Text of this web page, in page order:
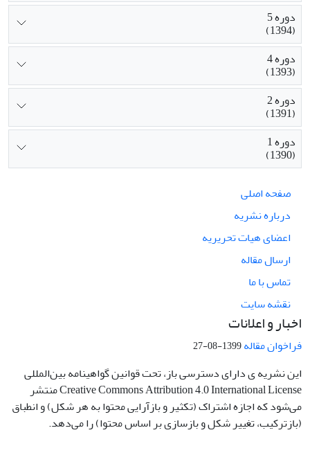
دوره 5
(1394)
دوره 4
(1393)
دوره 2
(1391)
دوره 1
(1390)
صفحه اصلی
درباره نشریه
اعضای هیات تحریریه
ارسال مقاله
تماس با ما
نقشه سایت
اخبار و اعلانات
فراخوان مقاله1399-08-27
این نشریه ی دارای دسترسی باز، تحت قوانین گواهینامه بین‌المللی
Creative Commons Attribution 4.0 International License منتشر
می‌شود که اجازه اشتراک (تکثیر و بازآرایی محتوا به هر شکل) و انطباق
(بازترکیب، تغییر شکل و بازسازی بر اساس محتوا) را می‌دهد.